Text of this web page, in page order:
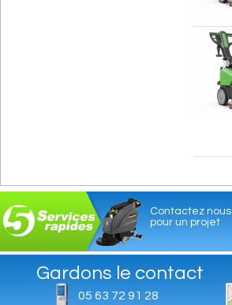
Contactez nous
pour un projet
Gardons le contact
05 63 72 91 28